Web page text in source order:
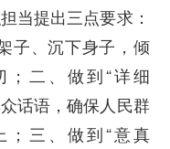
当提出三点要求：
子、沉下身子，倾
二、做到“详细
话语，确保人民群
三、做到“意真